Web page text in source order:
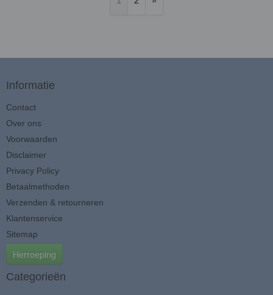
Informatie
Contact
Over ons
Voorwaarden
Disclaimer
Privacy Policy
Betaalmethoden
Verzenden & retourneren
Klantenservice
Sitemap
Herroeping
Categorieën